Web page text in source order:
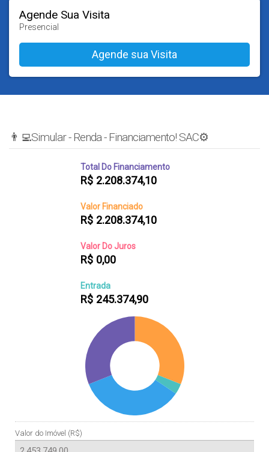
Agende Sua Visita
Presencial
👨‍💻Simular - Renda - Financiamento! SAC⚙️
Total Do Financiamento
R$ 2.208.374,10
Valor Financiado
R$ 2.208.374,10
Valor Do Juros
R$ 0,00
Entrada
R$ 245.374,90
Valor do Imóvel (R$)